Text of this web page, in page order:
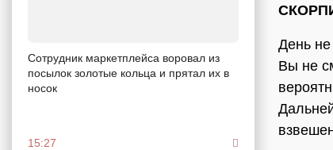
Сотрудник маркетплейса воровал из
посылок золотые кольца и прятал их в
носок
15:27
День не
Вы не